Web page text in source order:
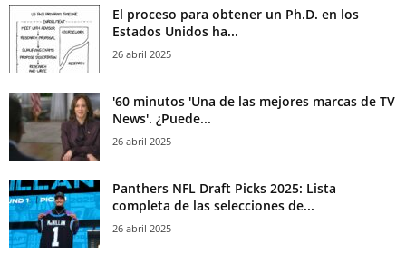
El proceso para obtener un Ph.D. en los
Estados Unidos ha...
26 abril 2025
'60 minutos 'Una de las mejores marcas de TV
News'. ¿Puede...
26 abril 2025
Panthers NFL Draft Picks 2025: Lista
completa de las selecciones de...
26 abril 2025